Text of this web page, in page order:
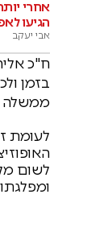
הגיעו
אבי יעקב
ח"כ
בזמן
ממשלה עד 2026. תכבד את הכרעתם ותצטרף ללא הקצבת זמן
לעומת
לשום